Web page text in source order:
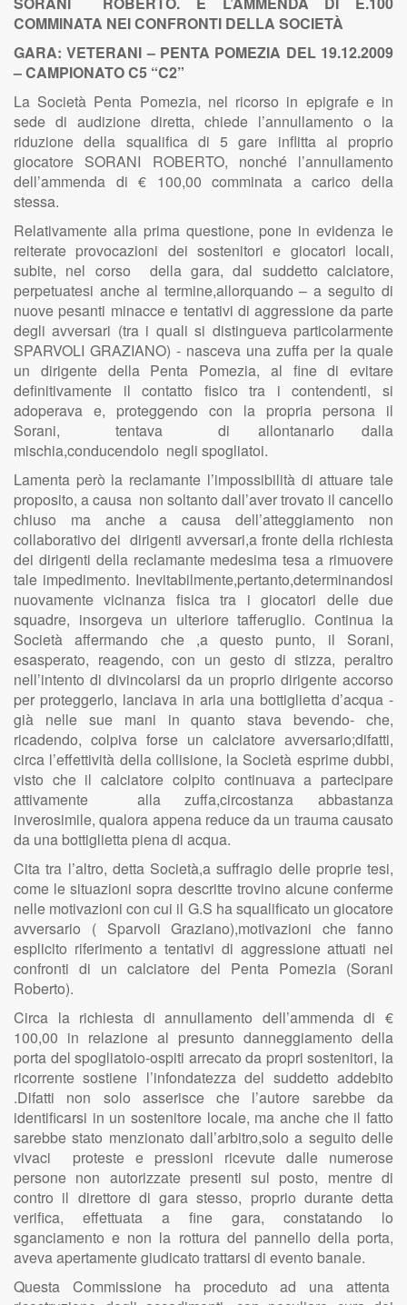
COMMINATA NEI CONFRONTI DELLA SOCIETÀ
GARA: VETERANI – PENTA POMEZIA DEL 19.12.2009
– CAMPIONATO C5 “C2”
La Società Penta Pomezia, nel ricorso in epigrafe e in
sede di audizione diretta, chiede l’annullamento o la
riduzione della squalifica di 5 gare inflitta al proprio
giocatore SORANI ROBERTO, nonché l’annullamento
dell’ammenda di € 100,00 comminata a carico della
stessa.
Relativamente alla prima questione, pone in evidenza le
reiterate provocazioni dei sostenitori e giocatori locali,
subite, nel corso della gara, dal suddetto calciatore,
perpetuatesi anche al termine,allorquando – a seguito di
nuove pesanti minacce e tentativi di aggressione da parte
degli avversari (tra i quali si distingueva particolarmente
SPARVOLI GRAZIANO) - nasceva una zuffa per la quale
un dirigente della Penta Pomezia, al fine di evitare
definitivamente il contatto fisico tra i contendenti, si
adoperava e, proteggendo con la propria persona il
Sorani, tentava di allontanarlo dalla
mischia,conducendolo negli spogliatoi.
Lamenta però la reclamante l’impossibilità di attuare tale
proposito, a causa non soltanto dall’aver trovato il cancello
chiuso ma anche a causa dell’atteggiamento non
collaborativo dei dirigenti avversari,a fronte della richiesta
dei dirigenti della reclamante medesima tesa a rimuovere
tale impedimento. Inevitabilmente,pertanto,determinandosi
nuovamente vicinanza fisica tra i giocatori delle due
squadre, insorgeva un ulteriore tafferuglio. Continua la
Società affermando che ,a questo punto, il Sorani,
esasperato, reagendo, con un gesto di stizza, peraltro
nell’intento di divincolarsi da un proprio dirigente accorso
per proteggerlo, lanciava in aria una bottiglietta d’acqua -
già nelle sue mani in quanto stava bevendo- che,
ricadendo, colpiva forse un calciatore avversario;difatti,
circa l’effettività della collisione, la Società esprime dubbi,
visto che il calciatore colpito continuava a partecipare
attivamente alla zuffa,circostanza abbastanza
inverosimile, qualora appena reduce da un trauma causato
da una bottiglietta piena di acqua.
Cita tra l’altro, detta Società,a suffragio delle proprie tesi,
come le situazioni sopra descritte trovino alcune conferme
nelle motivazioni con cui il G.S ha squalificato un giocatore
avversario ( Sparvoli Graziano),motivazioni che fanno
esplicito riferimento a tentativi di aggressione attuati nei
confronti di un calciatore del Penta Pomezia (Sorani
Roberto).
Circa la richiesta di annullamento dell’ammenda di €
100,00 in relazione al presunto danneggiamento della
porta del spogliatoio-ospiti arrecato da propri sostenitori, la
ricorrente sostiene l’infondatezza del suddetto addebito
.Difatti non solo asserisce che l’autore sarebbe da
identificarsi in un sostenitore locale, ma anche che il fatto
sarebbe stato menzionato dall’arbitro,solo a seguito delle
vivaci proteste e pressioni ricevute dalle numerose
persone non autorizzate presenti sul posto, mentre di
contro il direttore di gara stesso, proprio durante detta
verifica, effettuata a fine gara, constatando lo
sganciamento e non la rottura del pannello della porta,
aveva apertamente giudicato trattarsi di evento banale.
Questa Commissione ha proceduto ad una attenta